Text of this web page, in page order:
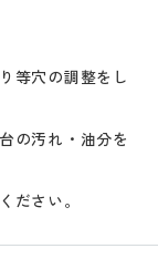
等穴の調整をし
の汚れ・油分を
ださい。